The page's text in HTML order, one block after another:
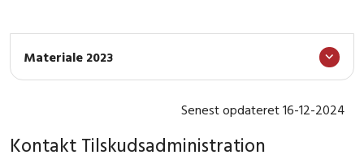
Materiale 2023
Senest opdateret 16-12-2024
Kontakt Tilskudsadministration